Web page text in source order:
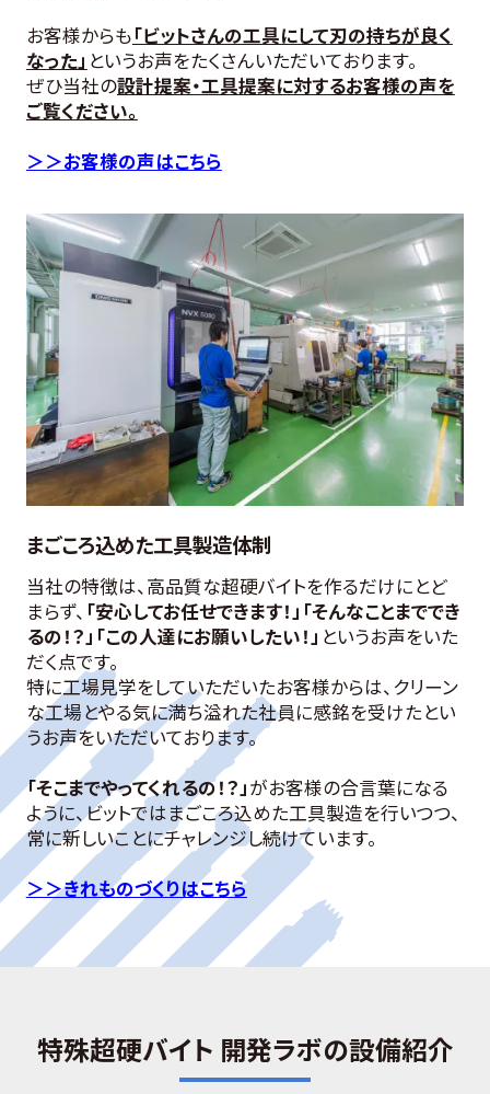
お客様からも「ビットさんの工具にして刃の持ちが良く
なった」 というお声をたくさんいただいております。
ぜひ当社の設計提案・工具提案に対するお客様の声を
ご覧ください。
＞＞お客様の声はこちら
まごころ込めた工具製造体制
当社の特徴は、高品質な超硬バイトを作るだけにとど
まらず、 「安心してお任せできます！」「そんなことまででき
るの！？」「この人達にお願いしたい！」 というお声をいた
だく点です。
特に工場見学をしていただいたお客様からは、クリーン
な工場とやる気に満ち溢れた社員に感銘を受けたとい
うお声をいただいております。
「そこまでやってくれるの！？」がお客様の合言葉になる
ように、ビットではまごころ込めた工具製造を行いつつ、
常に新しいことにチャレンジし続けています。
＞＞きれものづくりはこちら
特殊超硬バイト 開発ラボの設備紹介